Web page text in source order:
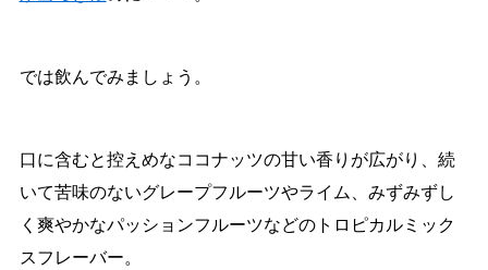
では飲んでみましょう。
口に含むと控えめなココナッツの甘い香りが広がり、続
いて苦味のないグレープフルーツやライム、みずみずし
く爽やかなパッションフルーツなどのトロピカルミック
スフレーバー。